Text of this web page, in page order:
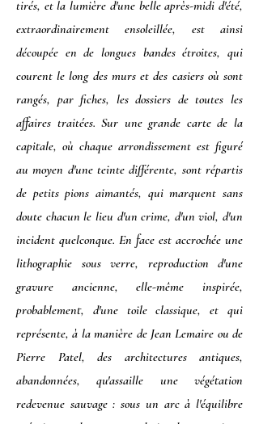
tirés, et la lumière d'une belle après-midi d'été,
extraordinairement ensoleillée, est ainsi
découpée en de longues bandes étroites, qui
courent le long des murs et des casiers où sont
rangés, par fiches, les dossiers de toutes les
affaires traitées. Sur une grande carte de la
capitale, où chaque arrondissement est figuré
au moyen d'une teinte différente, sont répartis
de petits pions aimantés, qui marquent sans
doute chacun le lieu d'un crime, d'un viol, d'un
incident quelconque. En face est accrochée une
lithographie sous verre, reproduction d'une
gravure ancienne, elle-même inspirée,
probablement, d'une toile classique, et qui
représente, à la manière de Jean Lemaire ou de
Pierre Patel, des architectures antiques,
abandonnées, qu'assaille une végétation
redevenue sauvage : sous un arc à l'équilibre